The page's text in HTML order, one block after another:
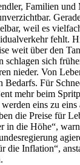
Familien und
weil es
fehlt.
weit über den
schlagen sich
nieder. Von
Bedarfs. Für
mehr beim
eins zu
die Preise für
in die Höhe“,
die Inflation“,